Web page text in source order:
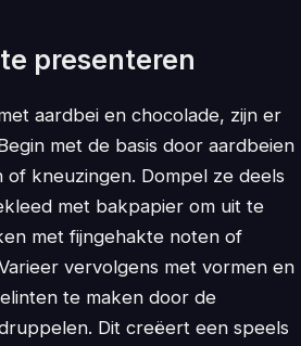
presenteren
aardbei en chocolade, zijn er
met de basis door aardbeien
kneuzingen. Dompel ze deels
met bakpapier om uit te
met fijngehakte noten of
vervolgens met vormen en
te maken door de
Dit creëert een speels